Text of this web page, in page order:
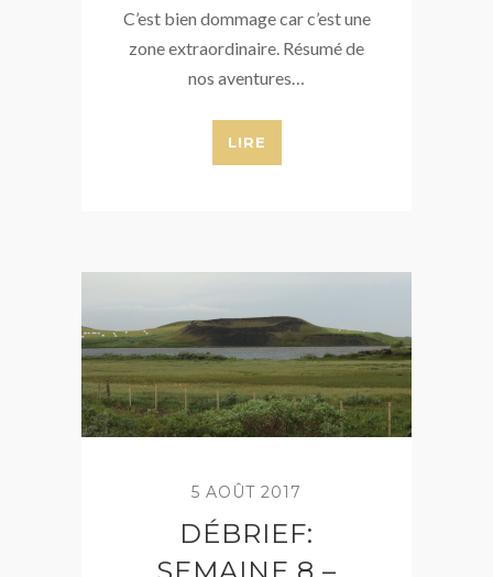
C’est bien dommage car c’est une
zone extraordinaire. Résumé de
nos aventures…
LIRE
5 AOÛT 2017
DÉBRIEF: